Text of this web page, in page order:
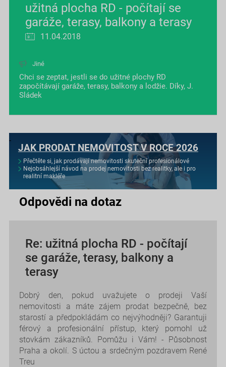
užitná plocha RD - počítají se
garáže, terasy, balkony a terasy
11.04.2018
Jiné
Chci se zeptat, jestli se do užitné plochy RD
započítávají garáže, terasy, balkony a lodžie. Díky, J.
Sládek
JAK PRODAT NEMOVITOST V ROCE 2026
Přečtěte si, jak prodávají nemovitosti skuteční profesionálové
Nejobsáhlejší návod na prodej nemovitosti bez realitky, ale i pro
realitní makléře
Odpovědi na dotaz
Re: užitná plocha RD - počítají
se garáže, terasy, balkony a
terasy
Dobrý den, pokud uvažujete o prodeji Vaší
nemovitosti a máte zájem prodat bezpečně, bez
starostí a předpokládám co nejvýhodněji? Garantuji
férový a profesionální přístup, který pomohl už
stovkám zákazníků. Pomůžu i Vám! - Působnost
Praha a okolí. S úctou a srdečným pozdravem René
Treu